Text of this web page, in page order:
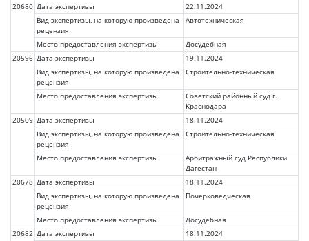
20680 Дата экспертизы
22.11.2024
Вид экспертизы, на которую произведена
рецензия
Автотехническая
Место предоставления экспертизы
Досудебная
20596 Дата экспертизы
19.11.2024
Вид экспертизы, на которую произведена
рецензия
Строительно-техническая
Место предоставления экспертизы
Советский районный суд г.
Краснодара
20509 Дата экспертизы
18.11.2024
Вид экспертизы, на которую произведена
рецензия
Строительно-техническая
Место предоставления экспертизы
Арбитражный суд Республики
Дагестан
20678 Дата экспертизы
18.11.2024
Вид экспертизы, на которую произведена
рецензия
Почерковедческая
Место предоставления экспертизы
Досудебная
20682 Дата экспертизы
18.11.2024